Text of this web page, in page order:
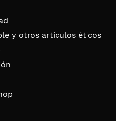
y otros artículos éticos